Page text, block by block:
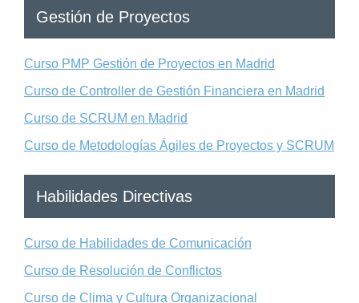
Gestión de Proyectos
Curso PMP Gestión de Proyectos en Madrid
Curso de Controller de Gestión Financiera en Madrid
Curso de SCRUM en Madrid
Curso de Metodologías Ágiles de Proyectos y SCRUM
Habilidades Directivas
Curso de Habilidades de Comunicación
Curso de Resolución de Conflictos
Curso de Clima y Cultura Organizacional